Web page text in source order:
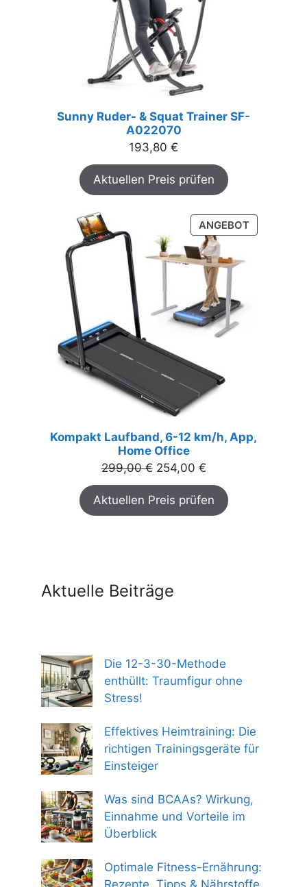
Sunny Ruder- & Squat Trainer SF-
A022070
193,80 €
Aktuellen Preis prüfen
ANGEBOTPRODUKT
IM
Kompakt Laufband, 6-12 km/h, App,
Home Office
299,00€ Ursprünglicher
Preis
war:
299,00 €
254,00 €Aktueller
Preis
ist:
254,00 €.
Aktuellen Preis prüfen
Aktuelle Beiträge
Die 12-3-30-Methode
enthüllt: Traumfigur ohne
Stress!
Effektives Heimtraining: Die
richtigen Trainingsgeräte für
Einsteiger
Was sind BCAAs? Wirkung,
Einnahme und Vorteile im
Überblick
Optimale Fitness-Ernährung:
Rezepte, Tipps & Nährstoffe